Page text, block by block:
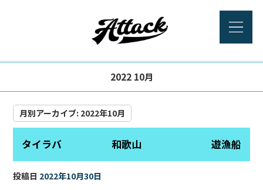
2022 10月
月別アーカイブ: 2022年10月
タイラバ 和歌山 遊漁船
投稿日 2022年10月30日